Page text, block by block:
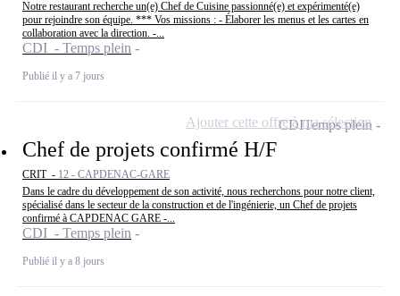
Notre restaurant recherche un(e) Chef de Cuisine passionné(e) et expérimenté(e)
pour rejoindre son équipe. *** Vos missions : - Élaborer les menus et les cartes en
collaboration avec la direction. -...
CDI - Temps plein
Publié il y a 7 jours
Chef de projets confirmé H/F
CRIT - 12 - CAPDENAC-GARE
Dans le cadre du développement de son activité, nous recherchons pour notre client,
spécialisé dans le secteur de la construction et de l'ingénierie, un Chef de projets
confirmé à CAPDENAC GARE -...
CDI - Temps plein
Publié il y a 8 jours
CDITemps plein
Ajouter cette offre à ma sélection